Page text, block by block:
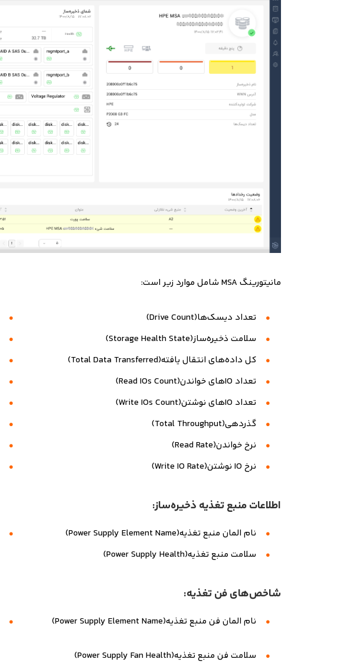
مانیتورینگ MSA شامل موارد زیر است:
تعداد دیسک‌ها(Drive Count)
سلامت ذخیره‌ساز(Storage Health State)
کل داده‌های انتقال یافته(Total Data Transferred)
تعداد IOهای خواندن(Read IOs Count)
تعداد IOهای نوشتن(Write IOs Count)
گذردهی(Total Throughput)
نرخ خواندن(Read Rate)
نرخ IO نوشتن(Write IO Rate)
اطلاعات منبع تغذیه ذخیره‌ساز:
نام المان منبع تغذیه(Power Supply Element Name)
سلامت منبع تغذیه(Power Supply Health)
شاخص‌های فن تغذیه:
نام المان فن منبع تغذیه(Power Supply Element Name)
سلامت فن منبع تغذیه(Power Supply Fan Health)